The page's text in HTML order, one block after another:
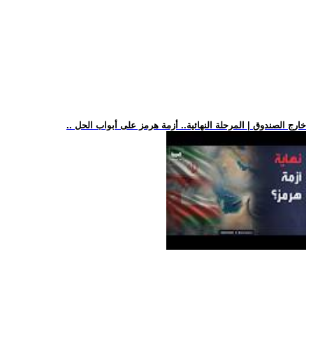
.. خارج الصندوق | المرحلة النهائية.. أزمة هرمز على أبواب الحل